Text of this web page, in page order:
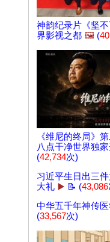
神韵纪录片《坚
界影视之都 🖼️ (
《维尼的终局》
八点干净世界独
(42,734次)
习近平生日出三
大礼 ▶️ 📝 (43,086
中华五千年神传
(33,567次)